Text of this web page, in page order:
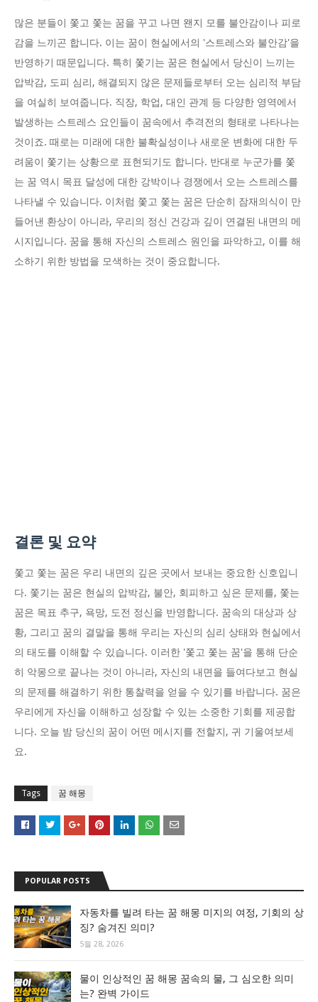
많은 분들이 쫓고 쫓는 꿈을 꾸고 나면 왠지 모를 불안감이나 피로
감을 느끼곤 합니다. 이는 꿈이 현실에서의 '스트레스와 불안감'을
반영하기 때문입니다. 특히 쫓기는 꿈은 현실에서 당신이 느끼는
압박감, 도피 심리, 해결되지 않은 문제들로부터 오는 심리적 부담
을 여실히 보여줍니다. 직장, 학업, 대인 관계 등 다양한 영역에서
발생하는 스트레스 요인들이 꿈속에서 추격전의 형태로 나타나는
것이죠. 때로는 미래에 대한 불확실성이나 새로운 변화에 대한 두
려움이 쫓기는 상황으로 표현되기도 합니다. 반대로 누군가를 쫓
는 꿈 역시 목표 달성에 대한 강박이나 경쟁에서 오는 스트레스를
나타낼 수 있습니다. 이처럼 쫓고 쫓는 꿈은 단순히 잠재의식이 만
들어낸 환상이 아니라, 우리의 정신 건강과 깊이 연결된 내면의 메
시지입니다. 꿈을 통해 자신의 스트레스 원인을 파악하고, 이를 해
소하기 위한 방법을 모색하는 것이 중요합니다.
결론 및 요약
쫓고 쫓는 꿈은 우리 내면의 깊은 곳에서 보내는 중요한 신호입니
다. 쫓기는 꿈은 현실의 압박감, 불안, 회피하고 싶은 문제를, 쫓는
꿈은 목표 추구, 욕망, 도전 정신을 반영합니다. 꿈속의 대상과 상
황, 그리고 꿈의 결말을 통해 우리는 자신의 심리 상태와 현실에서
의 태도를 이해할 수 있습니다. 이러한 '쫓고 쫓는 꿈'을 통해 단순
히 악몽으로 끝나는 것이 아니라, 자신의 내면을 들여다보고 현실
의 문제를 해결하기 위한 통찰력을 얻을 수 있기를 바랍니다. 꿈은
우리에게 자신을 이해하고 성장할 수 있는 소중한 기회를 제공합
니다. 오늘 밤 당신의 꿈이 어떤 메시지를 전할지, 귀 기울여보세
요.
Tags 꿈 해몽
POPULAR POSTS
자동차를 빌려 타는 꿈 해몽 미지의 여정, 기회의 상
징? 숨겨진 의미?
5월 28, 2026
물이 인상적인 꿈 해몽 꿈속의 물, 그 심오한 의미
는? 완벽 가이드